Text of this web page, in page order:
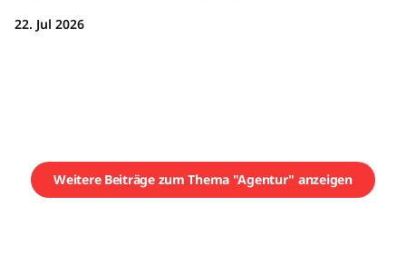
22. Jul 2026
Weitere Beiträge zum Thema "Agentur" anzeigen